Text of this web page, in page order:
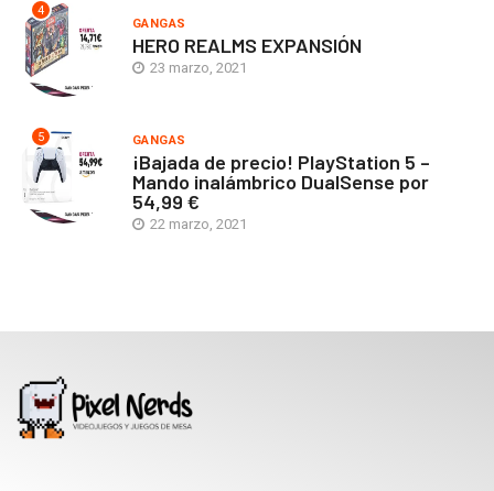
4
GANGAS
HERO REALMS EXPANSIÓN
23 marzo, 2021
5 GANGAS
¡Bajada de precio! PlayStation 5 –
Mando inalámbrico DualSense por
54,99 €
22 marzo, 2021